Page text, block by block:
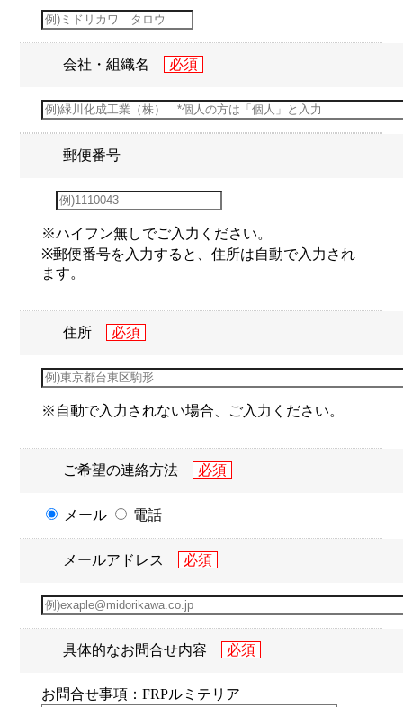
会社・組織名
郵便番号
※ハイフン無しでご入力ください。
※郵便番号を入力すると、住所は自動で入力され
ます。
住所
※自動で入力されない場合、ご入力ください。
ご希望の連絡方法
メール 電話
メールアドレス
具体的なお問合せ内容
お問合せ事項：FRPルミテリア